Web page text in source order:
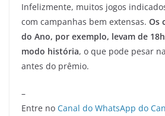
Infelizmente, muitos jogos
com campanhas bem extensas. Os
do Ano, por exemplo, levam de
modo história, o que pode pesar
antes do prêmio.
–
Entre no Canal do WhatsApp do